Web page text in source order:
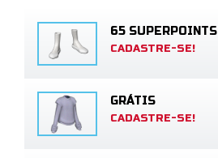
65 SUPERPOINTS
CADASTRE-SE!
GRÁTIS
CADASTRE-SE!